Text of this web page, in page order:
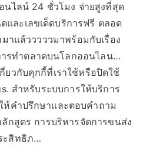
นไลน์ 24 ชั่วโมง จ่ายสูงที่สุด
ละเลขเด็ดบริการฟรี ตลอด
าแล้วววววมาพร้อมกับเรื่อง
รทำตลาดบนโลกออนไลน…
ยวกับคุกกี้ที่เราใช้หรือปิดใช้
สำหรับระบบการให้บริการ
ห้คำปรึกษาและตอบคำถาม
กสูตร การบริหารจัดการขนส่ง
ะสิทธิภ…